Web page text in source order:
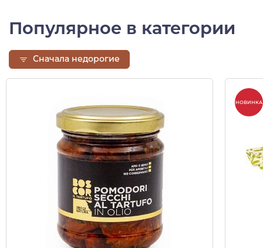
Популярное в категории
Сначала недорогие
НОВИНКА